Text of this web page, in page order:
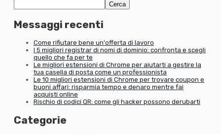
Cerca
Messaggi recenti
Come rifiutare bene un'offerta di lavoro
I 5 migliori registrar di nomi di dominio: confronta e scegli
quello che fa per te
Le migliori estensioni di Chrome per aiutarti a gestire la
tua casella di posta come un professionista
Le 10 migliori estensioni di Chrome per trovare coupon e
buoni affari: risparmia tempo e denaro mentre fai
acquisti online
Rischio di codici QR: come gli hacker possono derubarti
Categorie